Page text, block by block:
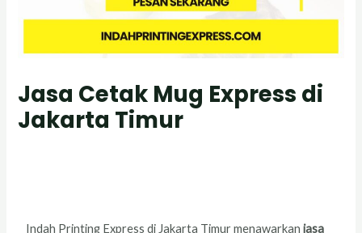
Jasa Cetak Mug Express di
Jakarta Timur
Indah Printing Express di Jakarta Timur menawarkanjasa